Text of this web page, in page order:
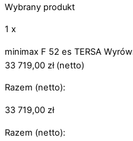
Wybrany produkt
1 x
minimax F 52 es TERSA
33 719,00 zł(netto)
Razem (netto):
33 719,00 zł
Razem (netto):